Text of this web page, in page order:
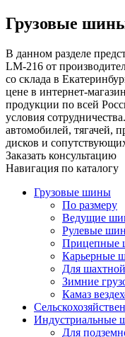
Грузовые
В данном разделе
LM-216 от
со склада в
цене в интернет-
продукции по всей
условия
автомобилей, тягачей,
дисков и
Заказать консультацию
Навигация по каталогу
Грузовые шины
По размеру
Ведущие
Рулевые
Прицепные
Карьерные
Для
Зимние
Камаз
Индустриальные
Для